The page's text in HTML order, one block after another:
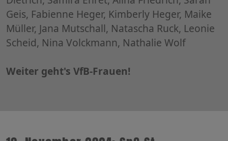
Geis, Fabienne Heger, Kimberly Heger, Maike
Müller, Jana Mutschall, Natascha Ruck, Leonie
Scheid, Nina Volckmann, Nathalie Wolf
Weiter geht's VfB-Frauen!